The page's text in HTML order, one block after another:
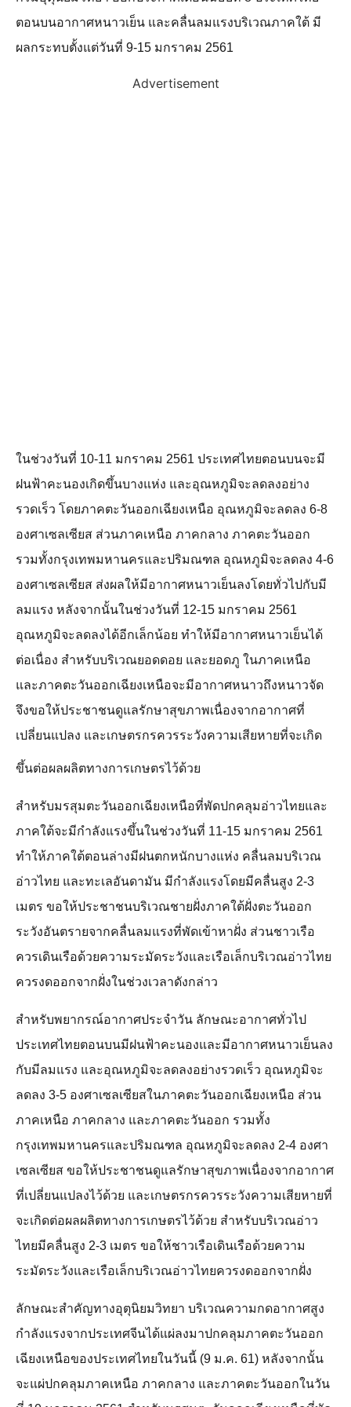
ตอนบนอากาศหนาวเย็น และคลื่นลมแรงบริเวณภาคใต้ มี
ผลกระทบตั้งแต่วันที่ 9-15 มกราคม 2561
Advertisement
ในช่วงวันที่ 10-11 มกราคม 2561 ประเทศไทยตอนบนจะมี
ฝนฟ้าคะนองเกิดขึ้นบางแห่ง และอุณหภูมิจะลดลงอย่าง
รวดเร็ว โดยภาคตะวันออกเฉียงเหนือ อุณหภูมิจะลดลง 6-8
องศาเซลเซียส ส่วนภาคเหนือ ภาคกลาง ภาคตะวันออก
รวมทั้งกรุงเทพมหานครและปริมณฑล อุณหภูมิจะลดลง 4-6
องศาเซลเซียส ส่งผลให้มีอากาศหนาวเย็นลงโดยทั่วไปกับมี
ลมแรง หลังจากนั้นในช่วงวันที่ 12-15 มกราคม 2561
อุณหภูมิจะลดลงได้อีกเล็กน้อย ทำให้มีอากาศหนาวเย็นได้
ต่อเนื่อง สำหรับบริเวณยอดดอย และยอดภู ในภาคเหนือ
และภาคตะวันออกเฉียงเหนือจะมีอากาศหนาวถึงหนาวจัด
จึงขอให้ประชาชนดูแลรักษาสุขภาพเนื่องจากอากาศที่
เปลี่ยนแปลง และเกษตรกรควรระวังความเสียหายที่จะเกิด
ขึ้นต่อผลผลิตทางการเกษตรไว้ด้วย
สำหรับมรสุมตะวันออกเฉียงเหนือที่พัดปกคลุมอ่าวไทยและ
ภาคใต้จะมีกำลังแรงขึ้นในช่วงวันที่ 11-15 มกราคม 2561
ทำให้ภาคใต้ตอนล่างมีฝนตกหนักบางแห่ง คลื่นลมบริเวณ
อ่าวไทย และทะเลอันดามัน มีกำลังแรงโดยมีคลื่นสูง 2-3
เมตร ขอให้ประชาชนบริเวณชายฝั่งภาคใต้ฝั่งตะวันออก
ระวังอันตรายจากคลื่นลมแรงที่พัดเข้าหาฝั่ง ส่วนชาวเรือ
ควรเดินเรือด้วยความระมัดระวังและเรือเล็กบริเวณอ่าวไทย
ควรงดออกจากฝั่งในช่วงเวลาดังกล่าว
สำหรับพยากรณ์อากาศประจำวัน ลักษณะอากาศทั่วไป
ประเทศไทยตอนบนมีฝนฟ้าคะนองและมีอากาศหนาวเย็นลง
กับมีลมแรง และอุณหภูมิจะลดลงอย่างรวดเร็ว อุณหภูมิจะ
ลดลง 3-5 องศาเซลเซียสในภาคตะวันออกเฉียงเหนือ ส่วน
ภาคเหนือ ภาคกลาง และภาคตะวันออก รวมทั้ง
กรุงเทพมหานครและปริมณฑล อุณหภูมิจะลดลง 2-4 องศา
เซลเซียส ขอให้ประชาชนดูแลรักษาสุขภาพเนื่องจากอากาศ
ที่เปลี่ยนแปลงไว้ด้วย และเกษตรกรควรระวังความเสียหายที่
จะเกิดต่อผลผลิตทางการเกษตรไว้ด้วย สำหรับบริเวณอ่าว
ไทยมีคลื่นสูง 2-3 เมตร ขอให้ชาวเรือเดินเรือด้วยความ
ระมัดระวังและเรือเล็กบริเวณอ่าวไทยควรงดออกจากฝั่ง
ลักษณะสำคัญทางอุตุนิยมวิทยา บริเวณความกดอากาศสูง
กำลังแรงจากประเทศจีนได้แผ่ลงมาปกคลุมภาคตะวันออก
เฉียงเหนือของประเทศไทยในวันนี้ (9 ม.ค. 61) หลังจากนั้น
จะแผ่ปกคลุมภาคเหนือ ภาคกลาง และภาคตะวันออกในวัน